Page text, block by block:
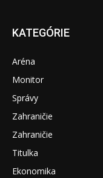
KATEGÓRIE
Aréna
Monitor
Správy
Zahraničie
Zahraničie
Titulka
Ekonomika